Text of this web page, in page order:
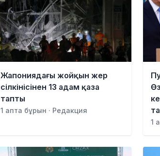
Жапониядағы жойқын жер
сілкінісінен 13 адам қаза
тапты
1 апта бұрын · Редакция
1